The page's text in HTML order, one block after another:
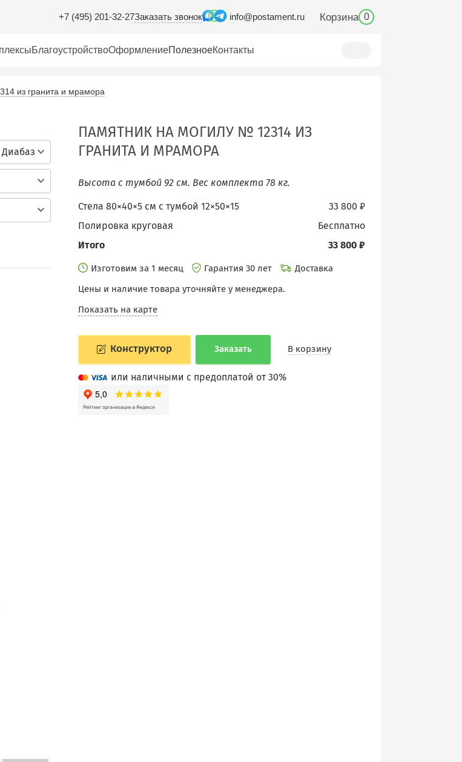
+7 (495) 201-32-27Заказать звонок info@postament.ru Корзина 0
БлагоустройствоОформлениеПолезноеКонтакты
из гранита и мрамора
ПАМЯТНИК НА МОГИЛУ № 12314 ИЗ
ГРАНИТА И МРАМОРА
Высота с тумбой 92 см. Вес комплекта 78 кг.
33 800 ₽
Стела 80×40×5 см c тумбой 12×50×15
бесплатно
Полировка круговая
33 800 ₽
Итого
Изготовим за 1 месяц Гарантия 30 лет
Доставка
Цены и наличие товара уточняйте у менеджера.
Показать на карте
Конструктор Заказать В корзину
или наличными с предоплатой от 30%